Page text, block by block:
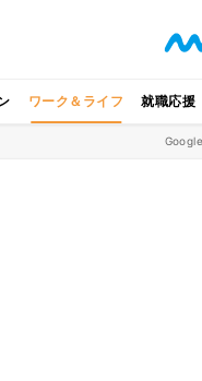
ワーク＆ライフ 就職応援